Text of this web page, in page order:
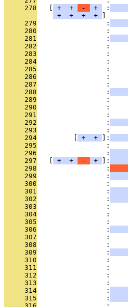
     278
+ + - + :
+
+ + +
     279
                 :
     280
:
     281
                 :
     282
:
     283
:
     284
:
     285
:
     286
:
     287
:
     288
                 :
     289
:
     290
:
     291
:
     292
                 :
     293
:
     294
+ + ]:
     295
:
     296
                 :
     297
+ + - + ]:
     298
                 :
     299
                 :
     300
:
     301
                 :
     302
                 :
     303
:
     304
:
     305
:
     306
                 :
     307
:
     308
:
     309
                 :
     310
:
     311
:
     312
:
     313
:
     314
                 :
     315
                 :